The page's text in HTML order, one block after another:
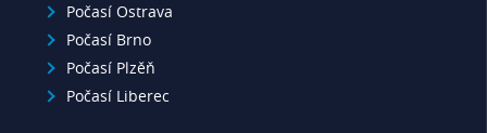
Počasí Ostrava
Počasí Brno
Počasí Plzěň
Počasí Liberec